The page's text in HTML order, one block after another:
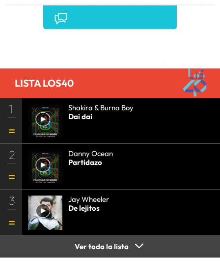
LISTA LOS40
1
Shakira & Burna Boy
Dai dai
2
Danny Ocean
Partidazo
3
Jay Wheeler
De lejitos
Ver toda la lista